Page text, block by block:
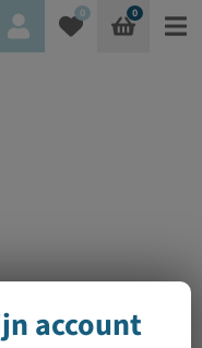
0 0
account